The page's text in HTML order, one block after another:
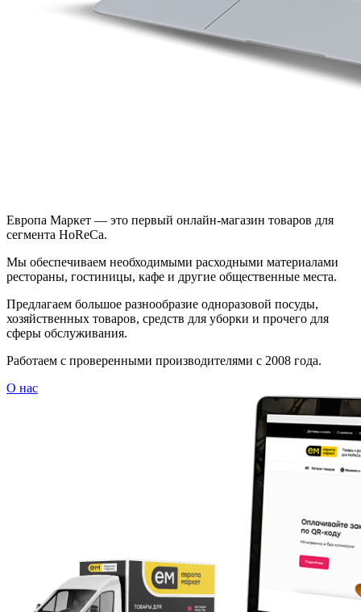
Европа Маркет — это первый онлайн-магазин товаров для
сегмента HoReCa.
Мы обеспечиваем необходимыми расходными материалами
рестораны, гостиницы, кафе и другие общественные места.
Предлагаем большое разнообразие одноразовой посуды,
хозяйственных товаров, средств для уборки и прочего для
сферы обслуживания.
Работаем с проверенными производителями с 2008 года.
О нас